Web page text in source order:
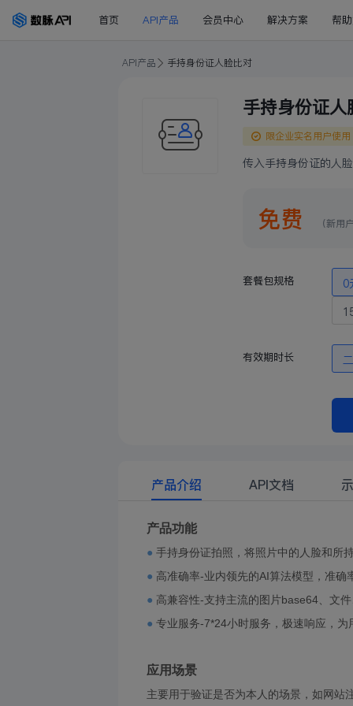
首页 API产品 会员中心 解决方案 帮
API产品 手持身份证人脸比对
手持身份证人
限企业实名用户使用
传入手持身份证的人
免费 （新用
套餐包规格
0
有效期时长
产品介绍 API文档
产品功能
● 手持身份证拍照，将照片中的人脸和所
● 高准确率-业内领先的AI算法模型，准确
● 高兼容性-支持主流的图片base64、文
● 专业服务-7*24小时服务，极速响应，为
应用场景
主要用于验证是否为本人的场景，如网站